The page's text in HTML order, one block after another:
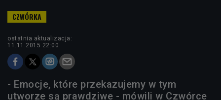
ostatnia aktualizacja:
11.11.2015 22:00
- Emocje, które przekazujemy w tym
utworze są prawdziwe - mówili w Czwórce